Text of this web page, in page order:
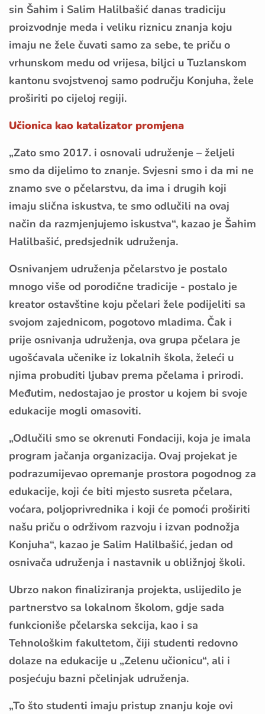
sin Šahim i Salim Halilbašić danas tradiciju
proizvodnje meda i veliku riznicu znanja koju
imaju ne žele čuvati samo za sebe, te priču o
vrhunskom medu od vrijesa, biljci u Tuzlanskom
kantonu svojstvenoj samo području Konjuha, žele
proširiti po cijeloj regiji.
Učionica kao katalizator promjena
„Zato smo 2017. i osnovali udruženje – željeli
smo da dijelimo to znanje. Svjesni smo i da mi ne
znamo sve o pčelarstvu, da ima i drugih koji
imaju slična iskustva, te smo odlučili na ovaj
način da razmjenjujemo iskustva“, kazao je Šahim
Halilbašić, predsjednik udruženja.
Osnivanjem udruženja pčelarstvo je postalo
mnogo više od porodične tradicije - postalo je
kreator ostavštine koju pčelari žele podijeliti sa
svojom zajednicom, pogotovo mladima. Čak i
prije osnivanja udruženja, ova grupa pčelara je
ugošćavala učenike iz lokalnih škola, želeći u
njima probuditi ljubav prema pčelama i prirodi.
Međutim, nedostajao je prostor u kojem bi svoje
edukacije mogli omasoviti.
„Odlučili smo se okrenuti Fondaciji, koja je imala
program jačanja organizacija. Ovaj projekat je
podrazumijevao opremanje prostora pogodnog za
edukacije, koji će biti mjesto susreta pčelara,
voćara, poljoprivrednika i koji će pomoći proširiti
našu priču o održivom razvoju i izvan podnožja
Konjuha“, kazao je Salim Halilbašić, jedan od
osnivača udruženja i nastavnik u obližnjoj školi.
Ubrzo nakon finaliziranja projekta, uslijedilo je
partnerstvo sa lokalnom školom, gdje sada
funkcioniše pčelarska sekcija, kao i sa
Tehnološkim fakultetom, čiji studenti redovno
dolaze na edukacije u „Zelenu učionicu“, ali i
posjećuju bazni pčelinjak udruženja.
„To što studenti imaju pristup znanju koje ovi